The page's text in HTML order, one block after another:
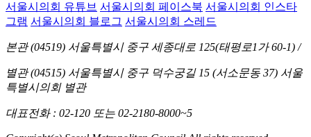
서울시의회 유튜브 서울시의회 페이스북 서울시의회 인스타
그램 서울시의회 블로그 서울시의회 스레드
본관 (04519) 서울특별시 중구 세종대로 125(태평로1가 60-1) /
별관 (04515) 서울특별시 중구 덕수궁길 15 (서소문동 37) 서울
특별시의회 별관
대표전화: 02-120 또는 02-2180-8000~5